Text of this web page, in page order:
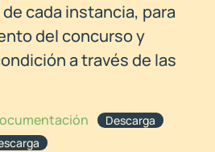
cada instancia, para
del concurso y
a través de las
Descarga